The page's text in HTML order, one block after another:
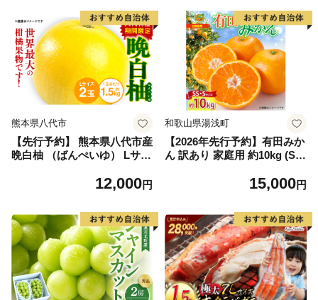
品 備蓄 送料無料 北海道 倶知
安町 日用品
熊本県八代市
【先行予約】 熊本県八代市産
晩白柚 （ばんぺいゆ） Lサイ
もの フルーツ おやつ 特産 熊
12,000円
和歌山県湯浅町
【2026年先行予約】有田みか
ん 訳あり 家庭用 約10kg (S
ん フルーツ 柑橘 果物 果実
6098
15,000円